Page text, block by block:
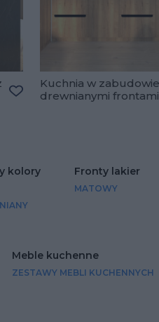
Kuchnia w zabudowie
drewnianymi frontami
kolory Fronty lakier
MATOWY
Meble kuchenne
ZESTAWY MEBLI KUCHENNYCH